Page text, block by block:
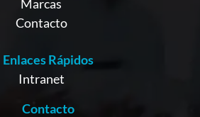
Marcas
Contacto
Enlaces Rápidos
Intranet
Contacto